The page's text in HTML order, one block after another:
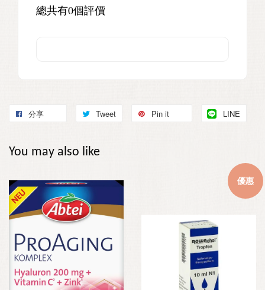
總共有0個評價
分享 Tweet Pin it LINE
You may also like
優惠